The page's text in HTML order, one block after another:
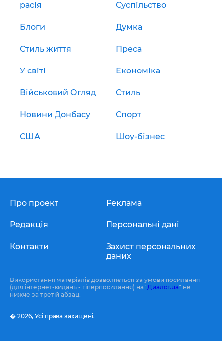
расія Суспільство
Блоги Думка
Стиль життя Преса
У світі Економіка
Військовий Огляд Стиль
Новини Донбасу Спорт
США Шоу-бізнес
Про проект
Редакція
Контакти
Реклама
Персональні дані
Захист персональних
даних
Використання матеріалів дозволяється за умови посилання
(для інтернет-видань - гіперпосилання) на "Диалог.ua" не
нижче за третій абзац.
� 2026, Усі права захищені.